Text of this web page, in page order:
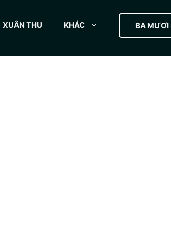
XUÂN THU KHÁC BA MƯƠI